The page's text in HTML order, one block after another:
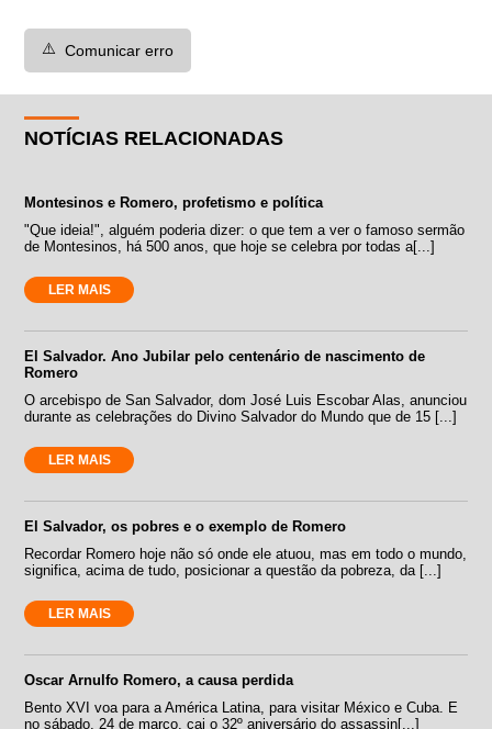
⚠️ Comunicar erro
NOTÍCIAS RELACIONADAS
Montesinos e Romero, profetismo e política
"Que ideia!", alguém poderia dizer: o que tem a ver o famoso sermão
de Montesinos, há 500 anos, que hoje se celebra por todas a[...]
LER MAIS
El Salvador. Ano Jubilar pelo centenário de nascimento de
Romero
O arcebispo de San Salvador, dom José Luis Escobar Alas, anunciou
durante as celebrações do Divino Salvador do Mundo que de 15 [...]
LER MAIS
El Salvador, os pobres e o exemplo de Romero
Recordar Romero hoje não só onde ele atuou, mas em todo o mundo,
significa, acima de tudo, posicionar a questão da pobreza, da [...]
LER MAIS
Oscar Arnulfo Romero, a causa perdida
Bento XVI voa para a América Latina, para visitar México e Cuba. E
no sábado, 24 de março, cai o 32º aniversário do assassin[...]